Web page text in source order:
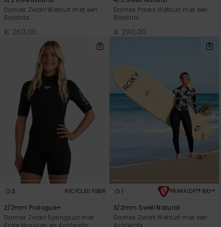
Dames Zwart Wetsuit met een
Borstrits
€ 260,00
Dames Paars Wetsuit met een
Borstrits
€ 290,00
3 RECYCLED FIBER
2/2mm Prologue+
Dames Zwart Springsuit met
Korte Mouwen en Achterrits
1 PRIMALOFT® BIO™
3/2mm Swell Natural
Dames Zwart Wetsuit met een
Achterrits